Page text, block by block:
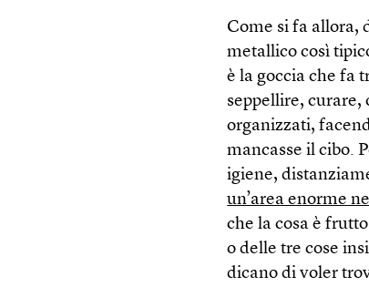
Come si fa allora,
metallico così
è la goccia che fa
seppellire, curare,
organizzati,
mancasse il cibo.
igiene,
un’area enorme
che la cosa è
o delle tre cose
dicano di voler